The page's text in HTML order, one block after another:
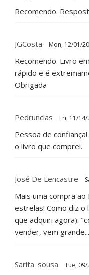
Recomendo.
JGCosta Mon, 12/01/
Recomendo. Livro
rápido e é
Obrigada
Pedrunclas Fri, 11/
Pessoa de
o livro que comprei.
José De Lencastre
Mais uma compra
estrelas! Como diz o
que adquiri agora):
vender, vem
Sarita_sousa Tue,